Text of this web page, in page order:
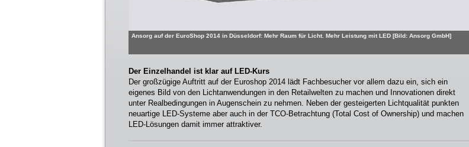
Ansorg auf der EuroShop 2014 in Düsseldorf: Mehr Raum für Licht. Mehr Leistung mit LED [Bild: Ansorg GmbH]
Der Einzelhandel ist klar auf LED-Kurs
Der großzügige Auftritt auf der Euroshop 2014 lädt Fachbesucher vor allem dazu ein, sich ein
eigenes Bild von den Lichtanwendungen in den Retailwelten zu machen und Innovationen direkt
unter Realbedingungen in Augenschein zu nehmen. Neben der gesteigerten Lichtqualität punkten
neuartige LED-Systeme aber auch in der TCO-Betrachtung (Total Cost of Ownership) und machen
LED-Lösungen damit immer attraktiver.